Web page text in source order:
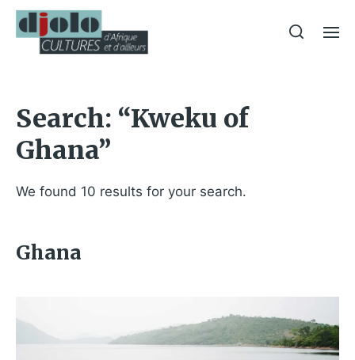
Search: “Kweku of
Ghana”
We found 10 results for your search.
Ghana